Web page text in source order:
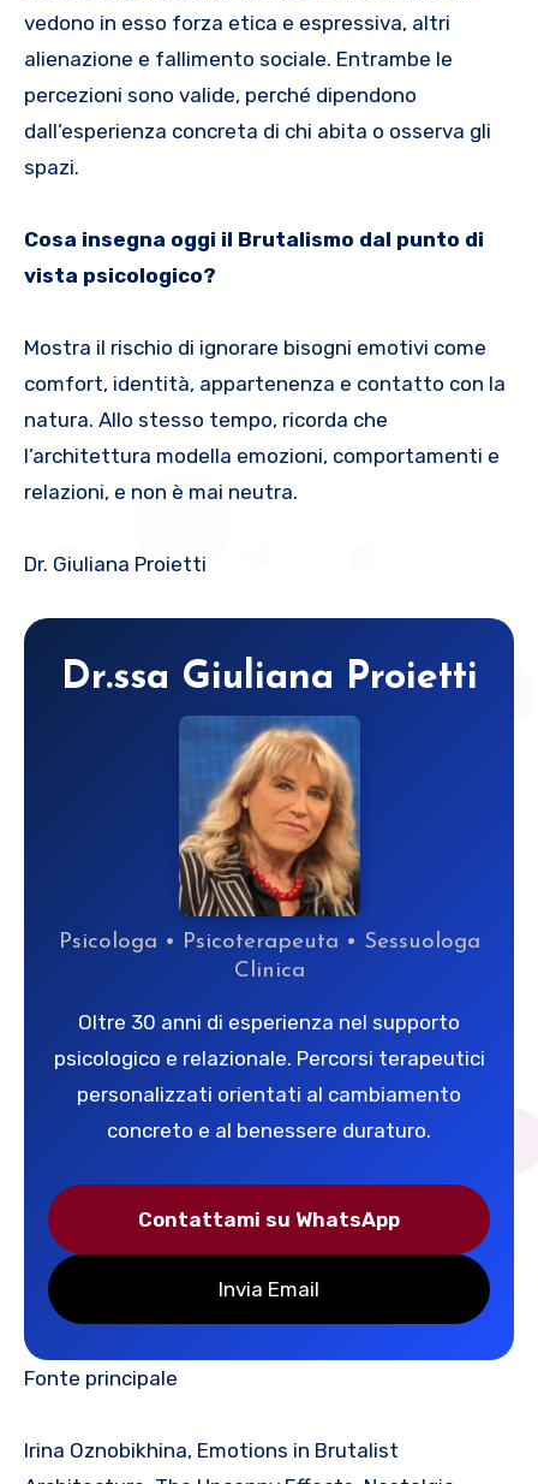
vedono in esso forza etica e espressiva, altri
alienazione e fallimento sociale. Entrambe le
percezioni sono valide, perché dipendono
dall’esperienza concreta di chi abita o osserva gli
spazi.
Cosa insegna oggi il Brutalismo dal punto di
vista psicologico?
Mostra il rischio di ignorare bisogni emotivi come
comfort, identità, appartenenza e contatto con la
natura. Allo stesso tempo, ricorda che
l’architettura modella emozioni, comportamenti e
relazioni, e non è mai neutra.
Dr. Giuliana Proietti
Dr.ssa Giuliana Proietti
Psicologa • Psicoterapeuta • Sessuologa
Clinica
Oltre 30 anni di esperienza nel supporto
psicologico e relazionale. Percorsi terapeutici
personalizzati orientati al cambiamento
concreto e al benessere duraturo.
Contattami su WhatsApp
Invia Email
Fonte principale
Irina Oznobikhina, Emotions in Brutalist